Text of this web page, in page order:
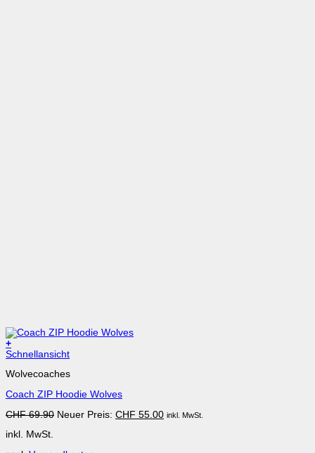
+
Dieses
weist
Varianten
Die
können
Schnellansicht
Wolvecoaches
Coach ZIP Hoodie Wolves
CHF69.90 Ursprünglicher
Neuer Preis: CHF 55.00Aktueller
inkl. MwSt.
inkl. MwSt.